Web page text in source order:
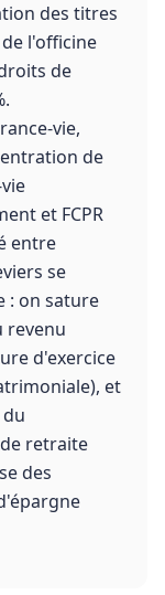
des titres
l'officine
de
vie,
de
et FCPR
entre
se
: on sature
revenu
d'exercice
et
retraite
des